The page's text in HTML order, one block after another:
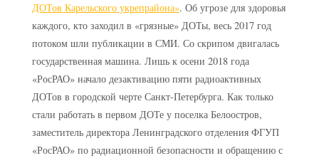
ДОТов Карельского укрепрайона». Об угрозе для здоровья
каждого, кто заходил в «грязные» ДОТы, весь 2017 год
потоком шли публикации в СМИ. Со скрипом двигалась
государственная машина. Лишь к осени 2018 года
«РосРАО» начало дезактивацию пяти радиоактивных
ДОТов в городской черте Санкт-Петербурга. Как только
стали работать в первом ДОТе у поселка Белоостров,
заместитель директора Ленинградского отделения ФГУП
«РосРАО» по радиационной безопасности и обращению с